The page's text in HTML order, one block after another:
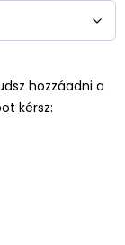
hozzáadni a
kérsz: